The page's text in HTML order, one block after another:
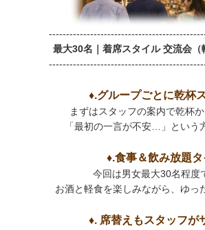
最大30名｜着席スタイル 交流会（
♦.グループごとに乾杯
まずはスタッフの案内で乾杯か
「最初の一言が不安…」という
♦.食事＆飲み放題タ
今回は男女最大30名程度
お酒と軽食を楽しみながら、ゆっ
♦. 席替えもスタッフが